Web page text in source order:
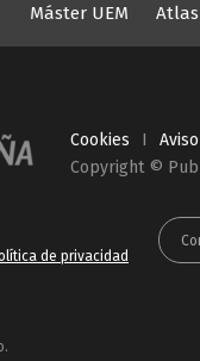
Máster UEM Atlas
Cookies I
Copyright ©
de privacidad